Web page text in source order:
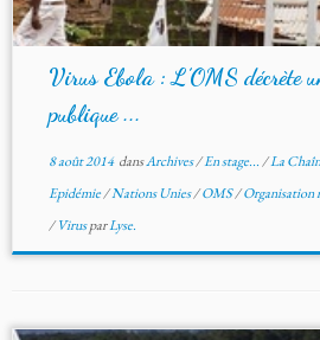
Virus Ebola : L’OMS décrète
publique ...
8 août 2014dansArchives/En stage.../La
Epidémie/Nations Unies/OMS/Organisation
/VirusparLyse.